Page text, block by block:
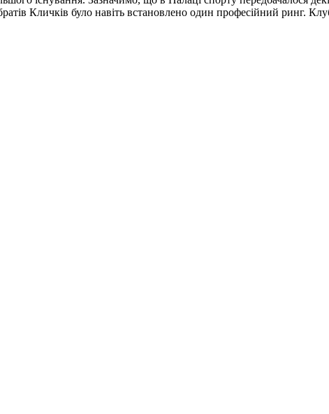
Кличків було навіть встановлено один професійний ринг.